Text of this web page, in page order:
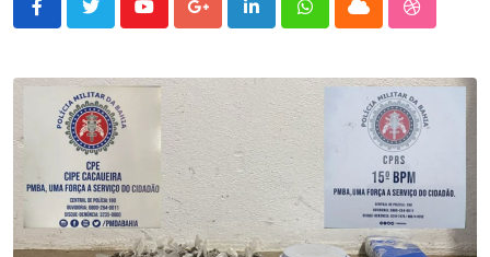
YoutubeGoogle+LinkedInWhatsappCloud